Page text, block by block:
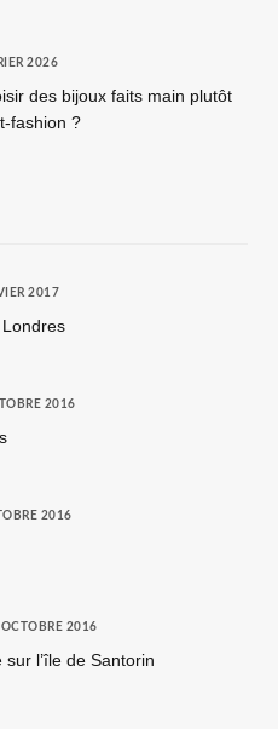
2026
des bijoux faits main plutôt
fashion ?
2017
2016
2016
2016
sur l’île de Santorin